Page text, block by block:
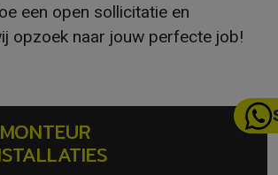
een open sollicitatie en
opzoek naar jouw perfecte job!